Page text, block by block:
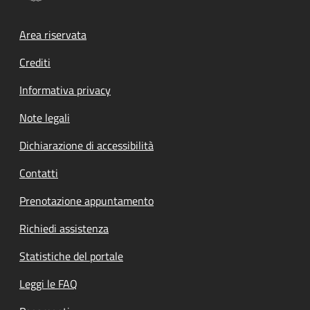
Footer menu
Area riservata
Crediti
Informativa privacy
Note legali
Dichiarazione di accessibilità
Contatti
Prenotazione appuntamento
Richiedi assistenza
Statistiche del portale
Leggi le FAQ